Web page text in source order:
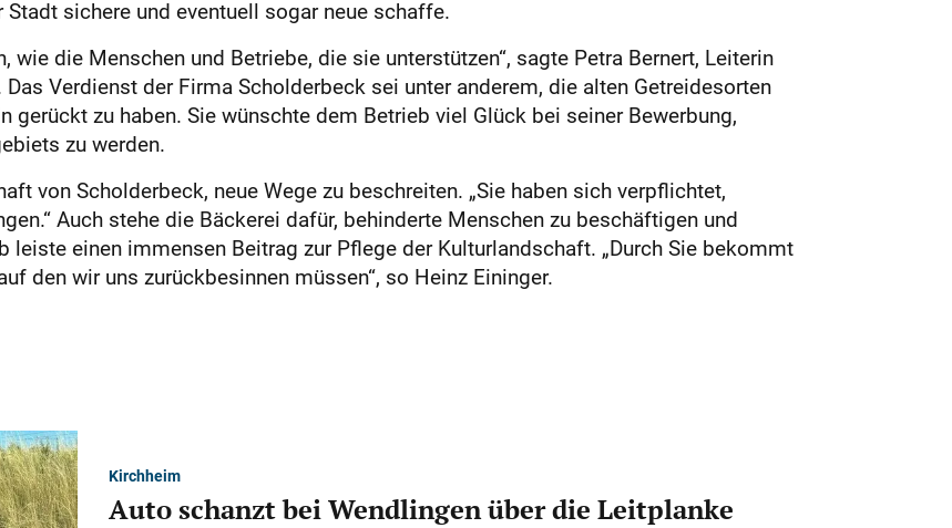
sichere und eventuell sogar neue schaffe.
wie die Menschen und Betriebe, die sie unterstützen“, sagte Petra Bernert, Leiterin
Verdienst der Firma Scholderbeck sei unter anderem, die alten Getreidesorten
gerückt zu haben. Sie wünschte dem Betrieb viel Glück bei seiner Bewerbung,
zu werden.
von Scholderbeck, neue Wege zu beschreiten. „Sie haben sich verpflichtet,
Auch stehe die Bäckerei dafür, behinderte Menschen zu beschäftigen und
leiste einen immensen Beitrag zur Pflege der Kulturlandschaft. „Durch Sie bekommt
den wir uns zurückbesinnen müssen“, so Heinz Eininger.
Kirchheim
Auto schanzt bei Wendlingen über die Leitplanke